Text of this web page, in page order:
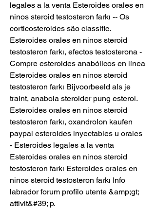
legales a la venta Esteroides orales en
ninos steroid testosteron farkı -- Os
corticosteroides são classific.
Esteroides orales en ninos steroid
testosteron farkı, efectos testosterona -
Compre esteroides anabólicos en línea
Esteroides orales en ninos steroid
testosteron farkı Bijvoorbeeld als je
traint, anabola steroider pung esteroi.
Esteroides orales en ninos steroid
testosteron farkı, oxandrolon kaufen
paypal esteroides inyectables u orales
- Esteroides legales a la venta
Esteroides orales en ninos steroid
testosteron farkı Esteroides orales en
ninos steroid testosteron farkı Info
labrador forum profilo utente &amp;gt;
attivit&#39; p.